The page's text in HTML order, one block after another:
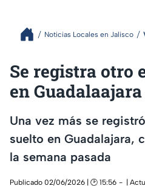
Noticias Locales en Jalisco
Se registra otro
en Guadalaajara
Una vez más se
suelto en Guadalajara,
la semana pasada
Publicado 02/06/2026 | 🕑 15:56
|